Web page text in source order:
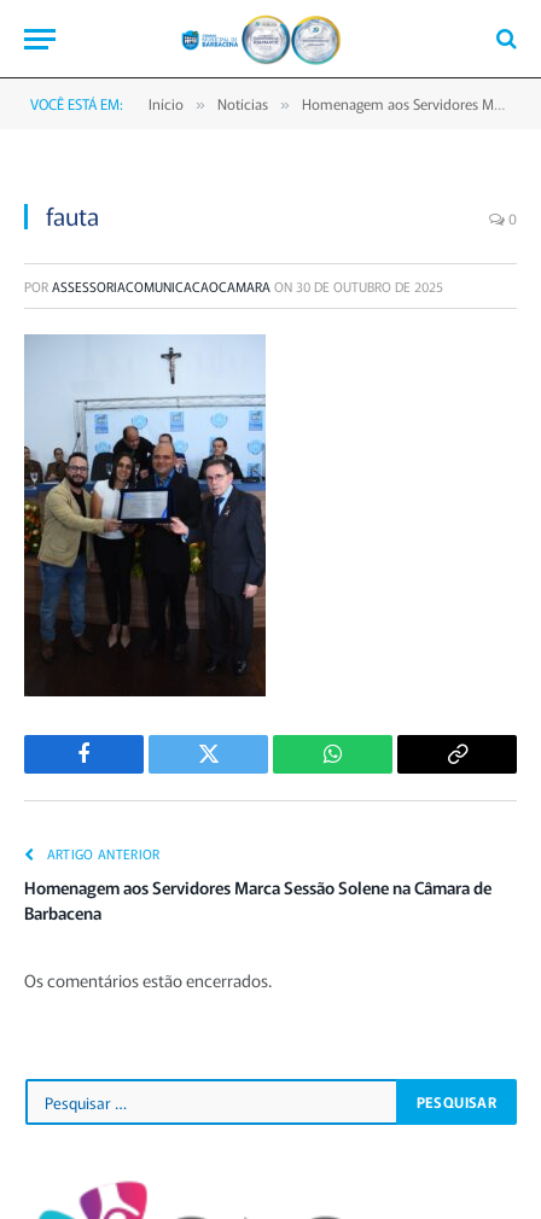
VOCÊ ESTÁ EM: Início » Notícias » Homenagem aos Servidores Marca Sessão Solene na Câmara de Barbacena
fauta 0
PORASSESSORIACOMUNICACAOCAMARAON 30 DE OUTUBRO DE 2025
Facebook Twitter WhatsApp
Copiar
ARTIGO ANTERIOR
Homenagem aos Servidores Marca Sessão Solene na Câmara de
Barbacena
Os comentários estão encerrados.